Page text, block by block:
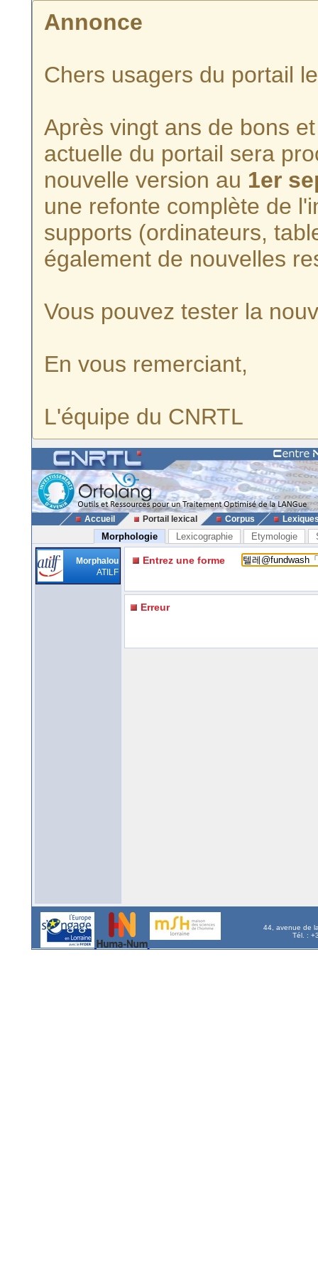
Annonce
Chers usagers du portail
Après vingt ans de bons
actuelle du portail sera
nouvelle version au 1er
une refonte complète de
supports (ordinateurs,
également de nouvelles
Vous pouvez tester la
En vous remerciant,
L'équipe du CNRTL
Accueil Portail lexical Corpus
Morphologie Lexicographie Etymologie
Morphalou
ATILF
Entrez une forme
Erreur
44, avenue de
Tél. :